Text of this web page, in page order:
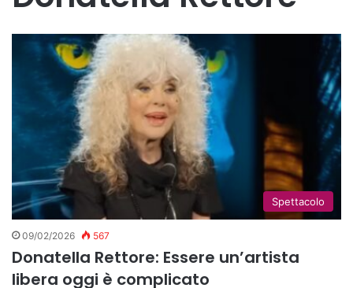
Spettacolo
09/02/2026 567
Donatella Rettore: Essere un’artista
libera oggi è complicato